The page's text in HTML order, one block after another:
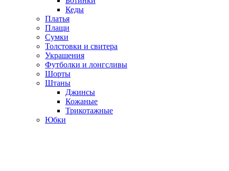
Кеды
Платья
Плащи
Сумки
Толстовки и свитера
Украшения
Футболки и лонгсливы
Шорты
Штаны
Джинсы
Кожаные
Трикотажные
Юбки